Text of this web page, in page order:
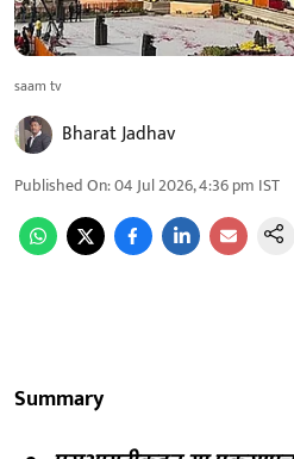
saam tv
Bharat Jadhav
Published On:04 Jul 2026, 4:36 pm IST
Summary